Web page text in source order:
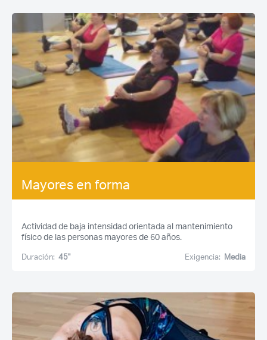
Mayores en forma
Actividad de baja intensidad orientada al mantenimiento
físico de las personas mayores de 60 años.
Duración: 45'' Exigencia: Media